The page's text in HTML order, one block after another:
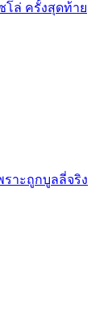
โล่ ครั้งสุดท้าย
าะถูกบูลลี่จริง